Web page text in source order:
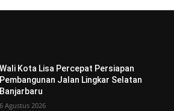
Wali Kota Lisa Percepat Persiapan
Pembangunan Jalan Lingkar Selatan
Banjarbaru
6 Agustus 2026